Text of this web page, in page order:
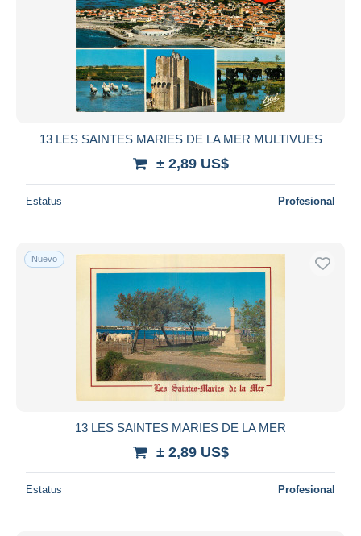
13 LES SAINTES MARIES DE LA MER MULTIVUES
± 2,89 US$
Estatus Profesional
Nuevo
13 LES SAINTES MARIES DE LA MER
± 2,89 US$
Estatus Profesional